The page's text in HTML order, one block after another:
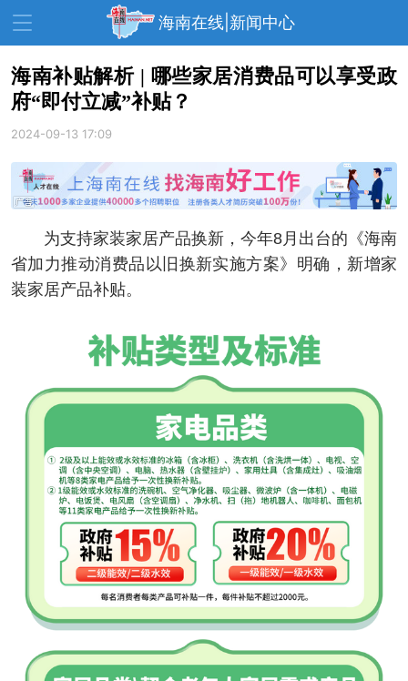
海南在线|新闻中心
资讯中心 热点
教育 健康 房产
生活 演出 活动
展会 走读海南
天涯企服
海南补贴解析 | 哪些家居消费品可以享受政
府“即付立减”补贴？
2024-09-13 17:09
为支持家装家居产品换新，今年8月出台的《海南
省加力推动消费品以旧换新实施方案》明确，新增家
装家居产品补贴。